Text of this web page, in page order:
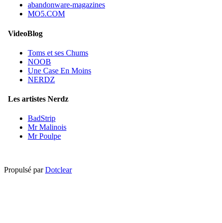
abandonware-magazines
MO5.COM
VideoBlog
Toms et ses Chums
NOOB
Une Case En Moins
NERDZ
Les artistes Nerdz
BadStrip
Mr Malinois
Mr Poulpe
Propulsé parDotclear